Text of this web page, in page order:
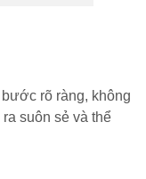
rõ ràng, không
suôn sẻ và thể